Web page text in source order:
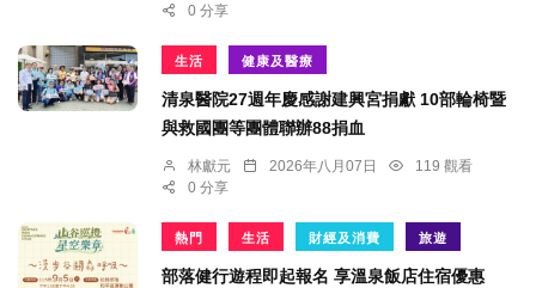
0 分享
生活 健康及醫療
清泉醫院27週年慶感謝建興宮捐獻 10部輪椅暨
與救國團等團體聯辦88捐血
林獻元 2026年八月07日
119 觀看
0 分享
熱門 生活 財經及消費 旅遊
部落健行遊程即起報名 享溫泉飯店住宿優惠